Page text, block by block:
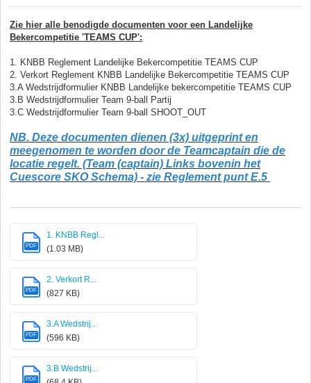
Zie hier alle benodigde documenten voor een Landelijke
Bekercompetitie 'TEAMS CUP':
1. KNBB Reglement Landelijke Bekercompetitie TEAMS CUP
2. Verkort Reglement KNBB Landelijke Bekercompetitie TEAMS CUP
3.A Wedstrijdformulier KNBB Landelijke bekercompetitie TEAMS CUP
3.B Wedstrijdformulier Team 9-ball Partij
3.C Wedstrijdformulier Team 9-ball SHOOT_OUT
NB. Deze documenten dienen (3x) uitgeprint en
meegenomen te worden door de Teamcaptain die de
locatie regelt. (Team (captain) Links bovenin het
Cuescore SKO Schema) - zie Reglement punt E.5
PDF
1. KNBB Regl...
(1.03 MB)
PDF
2. Verkort R...
(827 KB)
PDF
3.A Wedstrij...
(596 KB)
PDF
3.B Wedstrij...